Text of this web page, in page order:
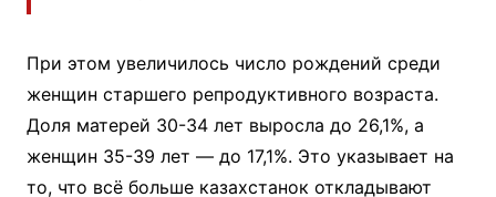
При этом увеличилось число рождений среди
женщин старшего репродуктивного возраста.
Доля матерей 30-34 лет выросла до 26,1%, а
женщин 35-39 лет — до 17,1%. Это указывает на
то, что всё больше казахстанок откладывают